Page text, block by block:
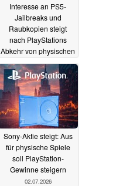
Interesse an PS5-
Jailbreaks und
Raubkopien steigt
nach PlayStations
Abkehr von physischen
Spielen05.07.2026
Sony-Aktie steigt: Aus
für physische Spiele
soll PlayStation-
Gewinne steigern
02.07.2026